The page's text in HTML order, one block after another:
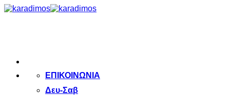
Μετάβαση
ΕΠΙΚΟΙΝΩΝΙΑ
Δευ-Σαβ